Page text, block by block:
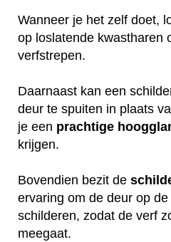
Wanneer je het zelf doet,
op loslatende kwastharen
verfstrepen.
Daarnaast kan een
deur te spuiten in plaats
je een prachtige
krijgen.
Bovendien bezit de
ervaring om de deur op
schilderen, zodat de verf
meegaat.